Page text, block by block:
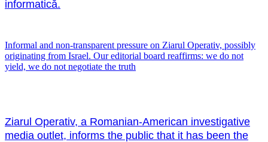
informatică.
Informal and non-transparent pressure on Ziarul Operativ, possibly
originating from Israel. Our editorial board reaffirms: we do not
yield, we do not negotiate the truth
Ziarul Operativ, a Romanian-American investigative
media outlet, informs the public that it has been the